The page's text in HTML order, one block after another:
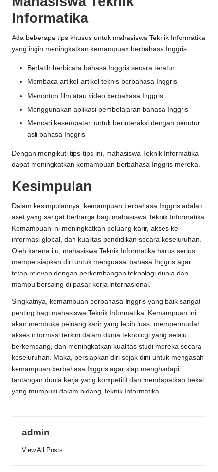
Informatika
Ada beberapa tips khusus untuk mahasiswa Teknik Informatika
yang ingin meningkatkan kemampuan berbahasa Inggris
Berlatih berbicara bahasa Inggris secara teratur
Membaca artikel-artikel teknis berbahasa Inggris
Menonton film atau video berbahasa Inggris
Menggunakan aplikasi pembelajaran bahasa Inggris
Mencari kesempatan untuk berinteraksi dengan penutur
asli bahasa Inggris
Dengan mengikuti tips-tips ini, mahasiswa Teknik Informatika
dapat meningkatkan kemampuan berbahasa Inggris mereka.
Kesimpulan
Dalam kesimpulannya, kemampuan berbahasa Inggris adalah
aset yang sangat berharga bagi mahasiswa Teknik Informatika.
Kemampuan ini meningkatkan peluang karir, akses ke
informasi global, dan kualitas pendidikan secara keseluruhan.
Oleh karena itu, mahasiswa Teknik Informatika harus serius
mempersiapkan diri untuk menguasai bahasa Inggris agar
tetap relevan dengan perkembangan teknologi dunia dan
mampu bersaing di pasar kerja internasional.
Singkatnya, kemampuan berbahasa Inggris yang baik sangat
penting bagi mahasiswa Teknik Informatika. Kemampuan ini
akan membuka peluang karir yang lebih luas, mempermudah
akses informasi terkini dalam dunia teknologi yang selalu
berkembang, dan meningkatkan kualitas studi mereka secara
keseluruhan. Maka, persiapkan diri sejak dini untuk mengasah
kemampuan berbahasa Inggris agar siap menghadapi
tantangan dunia kerja yang kompetitif dan mendapatkan bekal
yang mumpuni dalam bidang Teknik Informatika.
admin
View All Posts